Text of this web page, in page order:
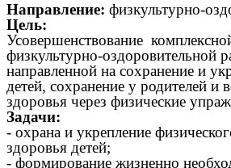
Направление: физкультурно-
Цель:
Усовершенствование
физкультурно-оздоровительной
направленной на сохранение и
детей, сохранение у родителей и
здоровья через физические
Задачи:
- охрана и укрепление
здоровья детей;
- формирование жизненно